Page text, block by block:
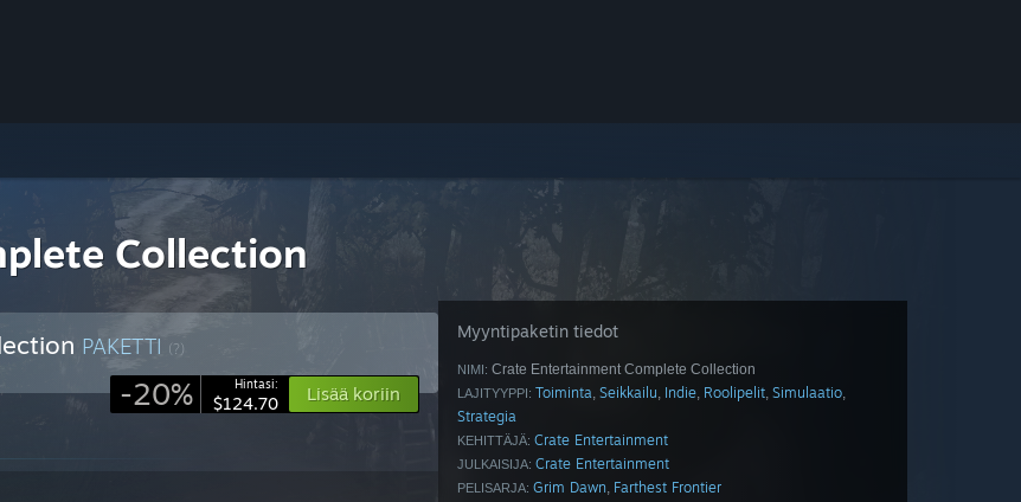
Collection
PAKETTI (?)
-20% Hintasi:
$124.70 Lisää koriin
Myyntipaketin tiedot
NIMI: Crate Entertainment Complete Collection
LAJITYYPPI: Toiminta, Seikkailu, Indie, Roolipelit, Simulaatio,
Strategia
KEHITTÄJÄ: Crate Entertainment
JULKAISIJA: Crate Entertainment
PELISARJA: Grim Dawn, Farthest Frontier